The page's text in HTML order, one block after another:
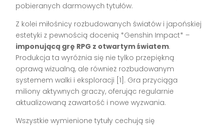
pobieranych darmowych tytułów.
Z kolei miłośnicy rozbudowanych światów i japońskiej
estetyki z pewnością docenią *Genshin Impact* –
imponującą grę RPG z otwartym światem.
Produkcja ta wyróżnia się nie tylko przepiękną
oprawą wizualną, ale również rozbudowanym
systemem walki i eksploracji [1]. Gra przyciąga
miliony aktywnych graczy, oferując regularnie
aktualizowaną zawartość i nowe wyzwania.
Wszystkie wymienione tytuły cechują się